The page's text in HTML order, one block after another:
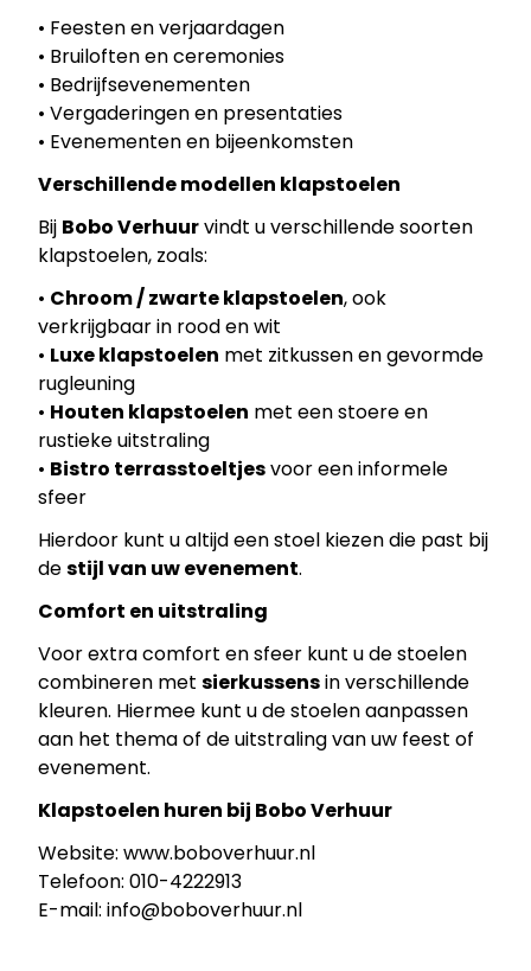
• Feesten en verjaardagen
• Bruiloften en ceremonies
• Bedrijfsevenementen
• Vergaderingen en presentaties
• Evenementen en bijeenkomsten
Verschillende modellen klapstoelen
Bij Bobo Verhuurvindt u verschillende soorten
klapstoelen, zoals:
• Chroom / zwarte klapstoelen, ook
verkrijgbaar in rood en wit
• Luxe klapstoelen met zitkussen en gevormde
rugleuning
• Houten klapstoelen met een stoere en
rustieke uitstraling
• Bistro terrasstoeltjesvoor een informele
sfeer
Hierdoor kunt u altijd een stoel kiezen die past bij
destijl van uw evenement.
Comfort en uitstraling
Voor extra comfort en sfeer kunt u de stoelen
combineren met sierkussensin verschillende
kleuren. Hiermee kunt u de stoelen aanpassen
aan het thema of de uitstraling van uw feest of
evenement.
Klapstoelen huren bij Bobo Verhuur
Website: www.boboverhuur.nl
Telefoon: 010-4222913
E-mail: info@boboverhuur.nl